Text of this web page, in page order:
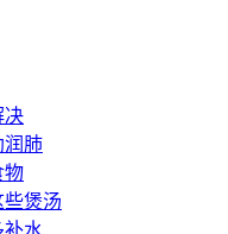
决
润肺
物
些煲汤